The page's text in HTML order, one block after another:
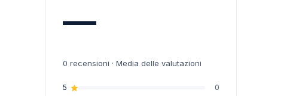
—
0 recensioni · Media delle valutazioni
5
0